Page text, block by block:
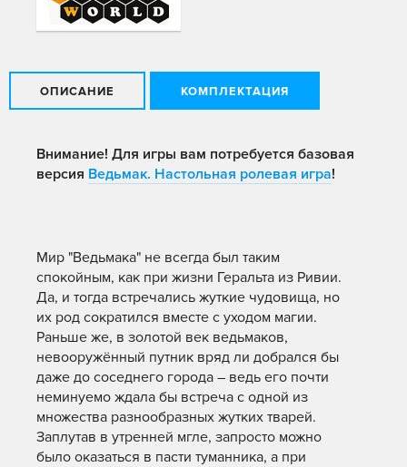
ОПИСАНИЕ КОМПЛЕКТАЦИЯ
Внимание! Для игры вам потребуется базовая
версия Ведьмак. Настольная ролевая игра!
Мир "Ведьмака" не всегда был таким
спокойным, как при жизни Геральта из Ривии.
Да, и тогда встречались жуткие чудовища, но
их род сократился вместе с уходом магии.
Раньше же, в золотой век ведьмаков,
невооружённый путник вряд ли добрался бы
даже до соседнего города – ведь его почти
неминуемо ждала бы встреча с одной из
множества разнообразных жутких тварей.
Заплутав в утренней мгле, запросто можно
было оказаться в пасти туманника, а при